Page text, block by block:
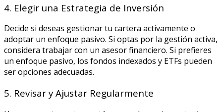
4. Elegir una Estrategia de Inversión
Decide si deseas gestionar tu cartera activamente o
adoptar un enfoque pasivo. Si optas por la gestión activa,
considera trabajar con un asesor financiero. Si prefieres
un enfoque pasivo, los fondos indexados y ETFs pueden
ser opciones adecuadas.
5. Revisar y Ajustar Regularmente